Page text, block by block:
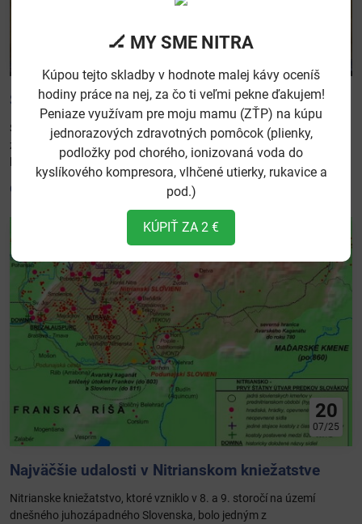
Sviatok príchodu svätých Cyrila a Metoda
Sviatok príchodu svätých Cyrila a Metoda je pre slovenský národ a
zvlášť pre Nitrančanov udalosťou, ktorá v nás, skôr narodených,
každoročne prebudí pocit hrdosti na našu históriu a kultúru. Tradícia,
ktorú sem pred viac ako tisícročím priniesli títo dvaja vierozvestci,
zanechala v našej krajine nezmazateľnú stopu.
Čítaj viac
20
07/25
Najväčšie udalosti v Nitrianskom kniežatstve
Nitrianske kniežatstvo, ktoré vzniklo v 8. a 9. storočí na území
dnešného juhozápadného Slovenska, bolo jedným z
🏒 MY SME NITRA
Kúpou tejto skladby v hodnote malej kávy oceníš
hodiny práce na nej, za čo ti veľmi pekne ďakujem!
Peniaze využívam pre moju mamu (ZŤP) na kúpu
jednorazových zdravotných pomôcok (plienky,
podložky pod chorého, ionizovaná voda do
kyslíkového kompresora, vlhčené utierky, rukavice a
pod.)
KÚPIŤ ZA 2 €